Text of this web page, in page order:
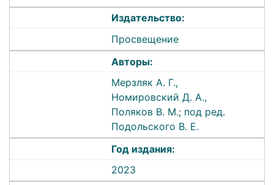
Издательство:
Просвещение
Авторы:
Мерзляк А. Г.,
Номировский Д. А.,
Поляков В. М.; под ред.
Подольского В. Е.
Год издания:
2023